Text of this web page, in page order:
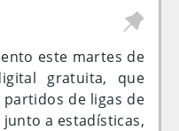
este martes de
gratuita, que
de ligas de
a estadísticas,